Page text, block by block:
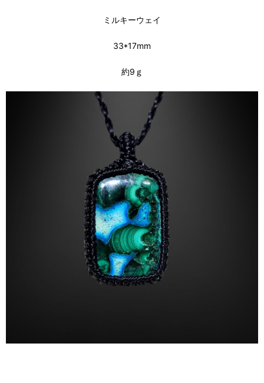
ミルキーウェイ
33*17mm
約9ｇ